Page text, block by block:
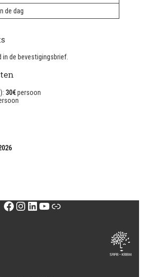
de dag
in de bevestigingsbrief.
30€persoon
Facebook
Instagram
LinkedIn
YouTube
Link